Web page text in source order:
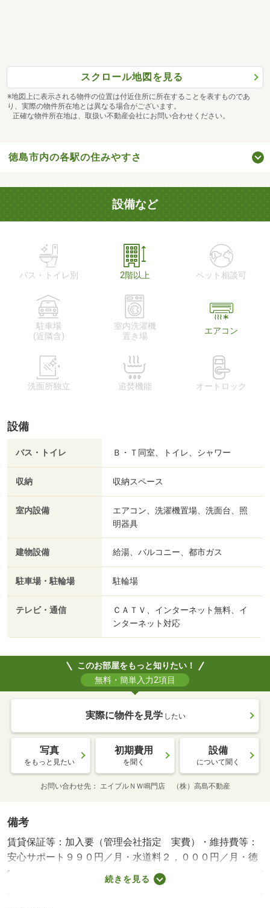
スクロール地図を見る
※地図上に表示される物件の位置は付近住所に所在することを表すものであ
り、実際の物件所在地とは異なる場合がございます。
正確な物件所在地は、取扱い不動産会社にお問い合わせください。
徳島市内の各駅の住みやすさ
設備など
バス・トイレ別 2階以上 ペット相談可
駐車場
(近隣含)
室内洗濯機
置き場
エアコン
洗面所独立 追焚機能 オートロック
設備
バス・トイレ Ｂ・Ｔ同室、トイレ、シャワー
収納 収納スペース
室内設備
エアコン、洗濯機置場、洗面台、照
明器具
建物設備 給湯、バルコニー、都市ガス
駐車場・駐輪場 駐輪場
テレビ・通信
ＣＡＴＶ、インターネット無料、イ
ンターネット対応
このお部屋をもっと知りたい！
無料・簡単入力2項目
実際に物件を見学 したい
写真
をもっと見たい
初期費用
を聞く
設備
について聞く
お問い合わせ先 エイブルＮＷ鳴門店 （株）高島不動産
備考
賃貸保証等：加入要（管理会社指定 実費）・維持費等：
安心サポート９９０円／月・水道料２，０００円／月・徳
島県でのお部屋探しなら☆エイブル空港店・八万店・鳴門
店☆にお任せを！ＬＩＮＥ登録でお得なクーポン付き！→
続きを見る